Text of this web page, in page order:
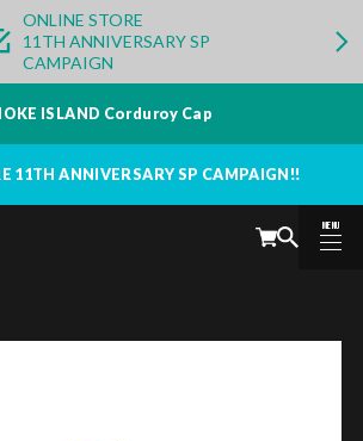
ONLINE STORE
11TH ANNIVERSARY SP
CAMPAIGN
ISLAND Corduroy Cap
11TH ANNIVERSARY SP CAMPAIGN!!
MENU
CLOSE